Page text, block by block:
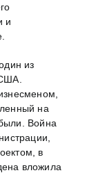
и
из
на
Война
в
вложила